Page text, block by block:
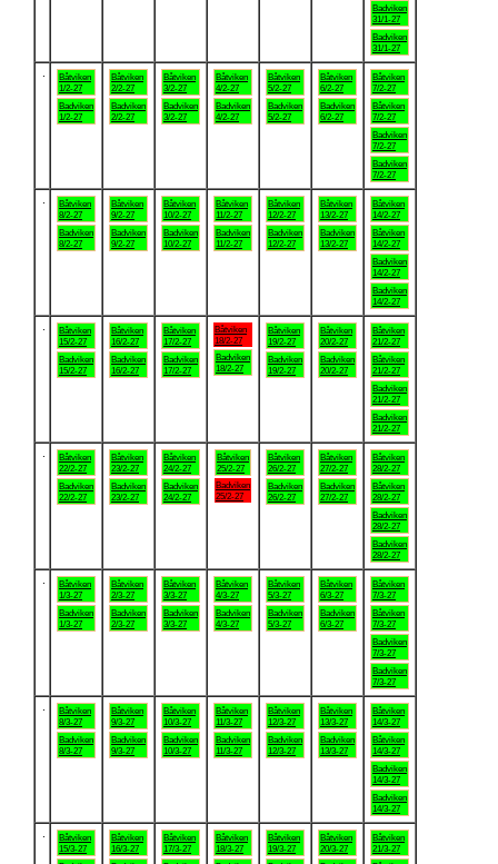
Badviken
31/1-27
Badviken
31/1-27
Båtviken
1/2-27
Badviken
1/2-27
Båtviken
2/2-27
Badviken
2/2-27
Båtviken
3/2-27
Badviken
3/2-27
Båtviken
4/2-27
Badviken
4/2-27
Båtviken
5/2-27
Badviken
5/2-27
Båtviken
6/2-27
Badviken
6/2-27
Båtviken
7/2-27
Båtviken
7/2-27
Badviken
7/2-27
Badviken
7/2-27
Båtviken
8/2-27
Badviken
8/2-27
Båtviken
9/2-27
Badviken
9/2-27
Båtviken
10/2-27
Badviken
10/2-27
Båtviken
11/2-27
Badviken
11/2-27
Båtviken
12/2-27
Badviken
12/2-27
Båtviken
13/2-27
Badviken
13/2-27
Båtviken
14/2-27
Båtviken
14/2-27
Badviken
14/2-27
Badviken
14/2-27
Båtviken
15/2-27
Badviken
15/2-27
Båtviken
16/2-27
Badviken
16/2-27
Båtviken
17/2-27
Badviken
17/2-27
Båtviken
18/2-27
Badviken
18/2-27
Båtviken
19/2-27
Badviken
19/2-27
Båtviken
20/2-27
Badviken
20/2-27
Båtviken
21/2-27
Båtviken
21/2-27
Badviken
21/2-27
Badviken
21/2-27
Båtviken
22/2-27
Badviken
22/2-27
Båtviken
23/2-27
Badviken
23/2-27
Båtviken
24/2-27
Badviken
24/2-27
Båtviken
25/2-27
Badviken
25/2-27
Båtviken
26/2-27
Badviken
26/2-27
Båtviken
27/2-27
Badviken
27/2-27
Båtviken
28/2-27
Båtviken
28/2-27
Badviken
28/2-27
Badviken
28/2-27
Båtviken
1/3-27
Badviken
1/3-27
Båtviken
2/3-27
Badviken
2/3-27
Båtviken
3/3-27
Badviken
3/3-27
Båtviken
4/3-27
Badviken
4/3-27
Båtviken
5/3-27
Badviken
5/3-27
Båtviken
6/3-27
Badviken
6/3-27
Båtviken
7/3-27
Båtviken
7/3-27
Badviken
7/3-27
Badviken
7/3-27
Båtviken
8/3-27
Badviken
8/3-27
Båtviken
9/3-27
Badviken
9/3-27
Båtviken
10/3-27
Badviken
10/3-27
Båtviken
11/3-27
Badviken
11/3-27
Båtviken
12/3-27
Badviken
12/3-27
Båtviken
13/3-27
Badviken
13/3-27
Båtviken
14/3-27
Båtviken
14/3-27
Badviken
14/3-27
Badviken
14/3-27
Båtviken
15/3-27
Båtviken
16/3-27
Båtviken
17/3-27
Båtviken
18/3-27
Båtviken
19/3-27
Båtviken
20/3-27
Båtviken
21/3-27